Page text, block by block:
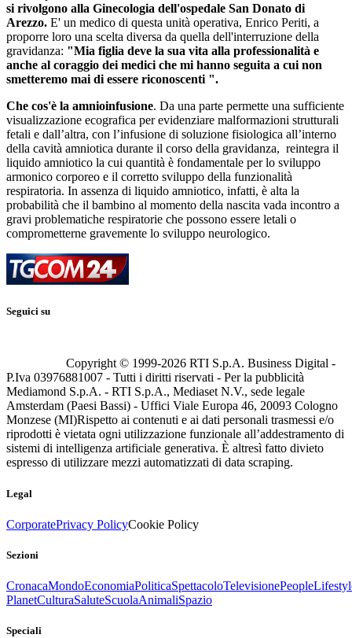
si rivolgono alla Ginecologia dell'ospedale San Donato di
Arezzo. E' un medico di questa unità operativa, Enrico Periti, a
proporre loro una scelta diversa da quella dell'interruzione della
gravidanza: "Mia figlia deve la sua vita alla professionalità e
anche al coraggio dei medici che mi hanno seguita a cui non
smetteremo mai di essere riconoscenti ".
Che cos'è la amnioinfusione. Da una parte permette una sufficiente
visualizzazione ecografica per evidenziare malformazioni strutturali
fetali e dall’altra, con l’infusione di soluzione fisiologica all’interno
della cavità amniotica durante il corso della gravidanza, reintegra il
liquido amniotico la cui quantità è fondamentale per lo sviluppo
armonico corporeo e il corretto sviluppo della funzionalità
respiratoria. In assenza di liquido amniotico, infatti, è alta la
probabilità che il bambino al momento della nascita vada incontro a
gravi problematiche respiratorie che possono essere letali o
comprometterne gravemente lo sviluppo neurologico.
Seguici su
Copyright © 1999-2026 RTI S.p.A. Business Digital -
P.Iva 03976881007 - Tutti i diritti riservati - Per la pubblicità
Mediamond S.p.A. - RTI S.p.A., Mediaset N.V., sede legale
Amsterdam (Paesi Bassi) - Uffici Viale Europa 46, 20093 Cologno
Monzese (MI)Rispetto ai contenuti e ai dati personali trasmessi e/o
riprodotti è vietata ogni utilizzazione funzionale all’addestramento di
sistemi di intelligenza artificiale generativa. È altresì fatto divieto
espresso di utilizzare mezzi automatizzati di data scraping.
Legal
CorporatePrivacy PolicyCookie Policy
Sezioni
CronacaMondoEconomiaPoliticaSpettacoloTelevisionePeople
PlanetCulturaSaluteScuolaAnimaliSpazio
Speciali